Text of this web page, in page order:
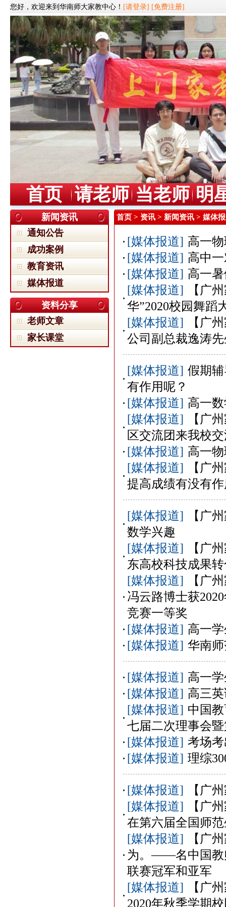
您好，欢迎来到华南师大家教中心！ [请登录] [免费注册]
首页 请老师 当老师 明
新闻资讯
通知公告
成功案例
教育资讯
媒体报道
资料分享
老师文章
家长课堂
首页 > 资讯 > 新闻资讯 > 媒体
[媒体报道] 高一
[媒体报道] 高中
[媒体报道] 高一
[媒体报道]
【广
华”2020校园舞蹈
[媒体报道]
【广
公司副总裁逸涛
[媒体报道] 假期
有作用呢？
[媒体报道] 高一
[媒体报道]
【广
区交流团来我校
[媒体报道] 高一
[媒体报道]
【广
提高成绩有没有
[媒体报道]
【广
数学兴趣
[媒体报道]
【广
东高校科技成果
[媒体报道]
【广
冯云路博士获
竞赛一等奖
[媒体报道] 高一
[媒体报道] 华南
[媒体报道] 高一
[媒体报道] 高三
[媒体报道] 中国
七届二次理事会
[媒体报道] 考场
[媒体报道] 理综
[媒体报道]
【广
[媒体报道]
【广
在第六届全国师
[媒体报道]
【广
为。——名中国教
联赛冠军和亚军
[媒体报道]
【广
2020年秋季学期